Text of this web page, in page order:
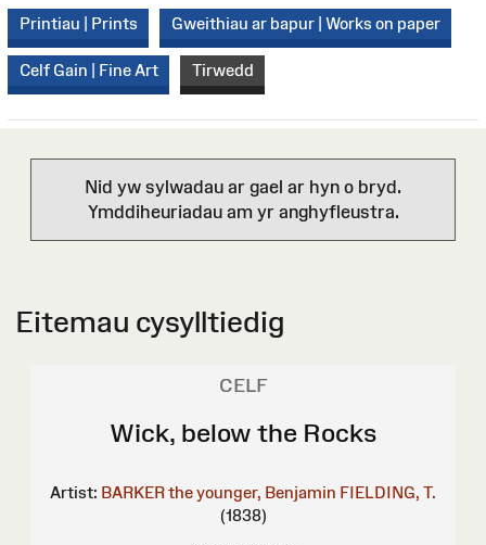
Printiau | Prints
Gweithiau ar bapur | Works on paper
Celf Gain | Fine Art Tirwedd
Nid yw sylwadau ar gael ar hyn o bryd.
Ymddiheuriadau am yr anghyfleustra.
Eitemau cysylltiedig
CELF
Wick, below the Rocks
Artist: BARKER the younger, Benjamin FIELDING, T.
(1838)